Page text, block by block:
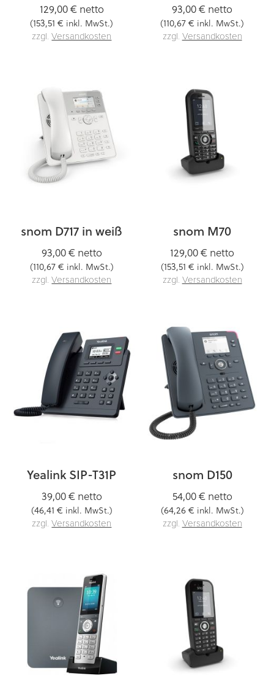
129,00 €netto
(153,51 € inkl. MwSt.)
zzgl.Versandkosten
93,00 € netto
(110,67 € inkl. MwSt.)
zzgl. Versandkosten
snom D717 in weiß
93,00 €netto
(110,67 € inkl. MwSt.)
zzgl.Versandkosten
snom M70
129,00 € netto
(153,51 € inkl. MwSt.)
zzgl. Versandkosten
Yealink SIP-T31P
39,00 €netto
(46,41 € inkl. MwSt.)
zzgl.Versandkosten
snom D150
54,00 €netto
(64,26 € inkl. MwSt.)
zzgl. Versandkosten